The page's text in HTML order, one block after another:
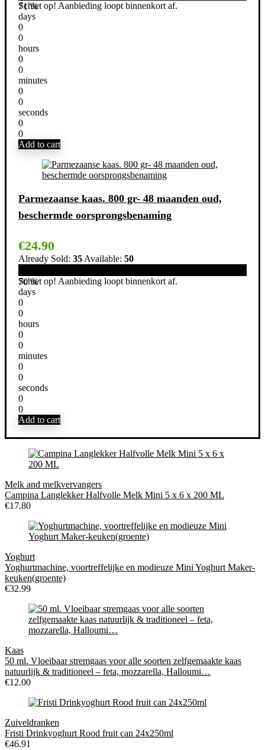
71 %
Schiet op! Aanbieding loopt binnenkort af.
days
0
0
hours
0
0
minutes
0
0
seconds
0
0
Add to cart
Parmezaanse kaas. 800 gr- 48 maanden oud,
beschermde oorsprongsbenaming
€24.90
Already Sold: 35 Available: 50
70 %
Schiet op! Aanbieding loopt binnenkort af.
days
0
0
hours
0
0
minutes
0
0
seconds
0
0
Add to cart
Melk and melkvervangers
Campina Langlekker Halfvolle Melk Mini 5 x 6 x 200 ML
€17.80
Yoghurt
Yoghurtmachine, voortreffelijke en modieuze Mini Yoghurt Maker-
keuken(groente)
€32.99
Kaas
50 ml. Vloeibaar stremgaas voor alle soorten zelfgemaakte kaas
natuurlijk & traditioneel – feta, mozzarella, Halloumi…
€12.00
Zuiveldranken
Fristi Drinkyoghurt Rood fruit can 24x250ml
€46.91